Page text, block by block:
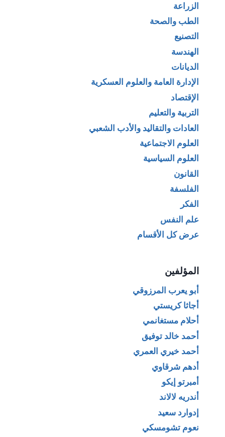
الزراعة
الطب والصحة
التصنيع
الهندسة
الديانات
الإدارة العامة والعلوم العسكرية
الإقتصاد
التربية والتعليم
العادات والتقاليد والأدب الشعبي
العلوم الاجتماعية
العلوم السياسية
القانون
الفلسفة
الفكر
علم النفس
عرض كل الأقسام
المؤلفين
أبو يعرب المرزوقي
أجاثا كريستي
أحلام مستغانمي
أحمد خالد توفيق
أحمد خيري العمري
أدهم شرقاوي
أمبرتو إيكو
أندريه لالاند
إدوارد سعيد
نعوم تشومسكي